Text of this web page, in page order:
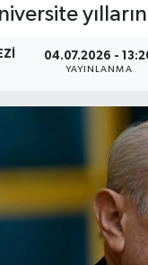
04.07.2026 -
YAYINLANMA
Fikstür